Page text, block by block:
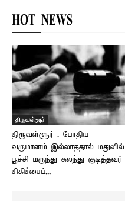
HOT NEWS
திருவள்ளூர்
திருவள்ளூர் : போதிய
வருமானம் இல்லாததால் மதுவில்
பூச்சி மருந்து கலந்து குடித்தவர்
சிகிச்சைப்...